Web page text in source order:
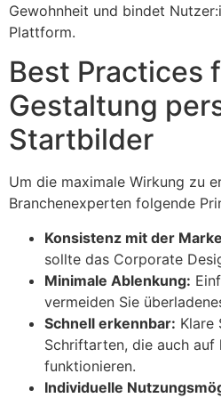
Gewohnheit und bindet
Plattform.
Best Practices
Gestaltung
Startbilder
Um die maximale Wirkung zu
Branchenexperten folgende
Konsistenz mit der
sollte das Corporate
Minimale Ablenkung:
vermeiden Sie
Schnell erkennbar: Klare
Schriftarten, die auch auf
funktionieren.
Individuelle